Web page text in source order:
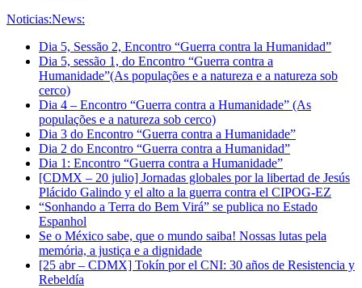
Noticias:News:
Dia 5, Sessão 2, Encontro “Guerra contra la Humanidad”
Dia 5, sessão 1, do Encontro “Guerra contra a
Humanidade”(As populações e a natureza e a natureza sob
cerco)
Dia 4 – Encontro “Guerra contra a Humanidade” (As
populações e a natureza sob cerco)
Dia 3 do Encontro “Guerra contra a Humanidade”
Dia 2 do Encontro “Guerra contra a Humanidad”
Dia 1: Encontro “Guerra contra a Humanidade”
[CDMX – 20 julio] Jornadas globales por la libertad de Jesús
Plácido Galindo y el alto a la guerra contra el CIPOG-EZ
“Sonhando a Terra do Bem Virá” se publica no Estado
Espanhol
Se o México sabe, que o mundo saiba! Nossas lutas pela
memória, a justiça e a dignidade
[25 abr – CDMX] Tokín por el CNI: 30 años de Resistencia y
Rebeldía